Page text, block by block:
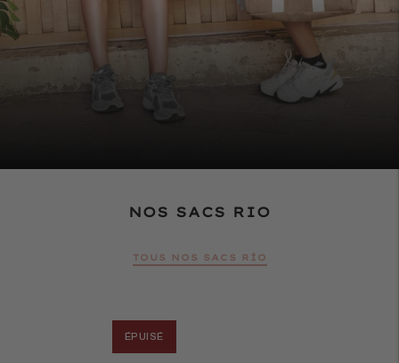
NOS SACS RIO
TOUS NOS SACS RÍO
ÉPUISÉ